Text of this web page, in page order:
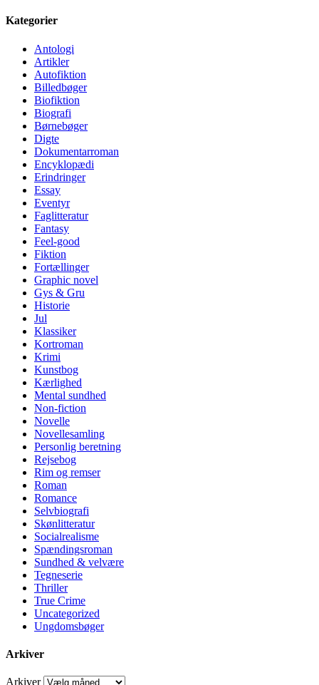
Kategorier
Antologi
Artikler
Autofiktion
Billedbøger
Biofiktion
Biografi
Børnebøger
Digte
Dokumentarroman
Encyklopædi
Erindringer
Essay
Eventyr
Faglitteratur
Fantasy
Feel-good
Fiktion
Fortællinger
Graphic novel
Gys & Gru
Historie
Jul
Klassiker
Kortroman
Krimi
Kunstbog
Kærlighed
Mental sundhed
Non-fiction
Novelle
Novellesamling
Personlig beretning
Rejsebog
Rim og remser
Roman
Romance
Selvbiografi
Skønlitteratur
Socialrealisme
Spændingsroman
Sundhed & velvære
Tegneserie
Thriller
True Crime
Uncategorized
Ungdomsbøger
Arkiver
Arkiver